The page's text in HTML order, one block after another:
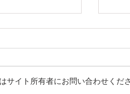
2026年
サイト所有者にお問い合わせくださ